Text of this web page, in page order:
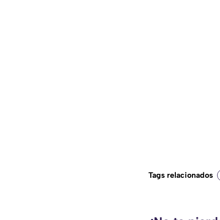
Tags relacionados